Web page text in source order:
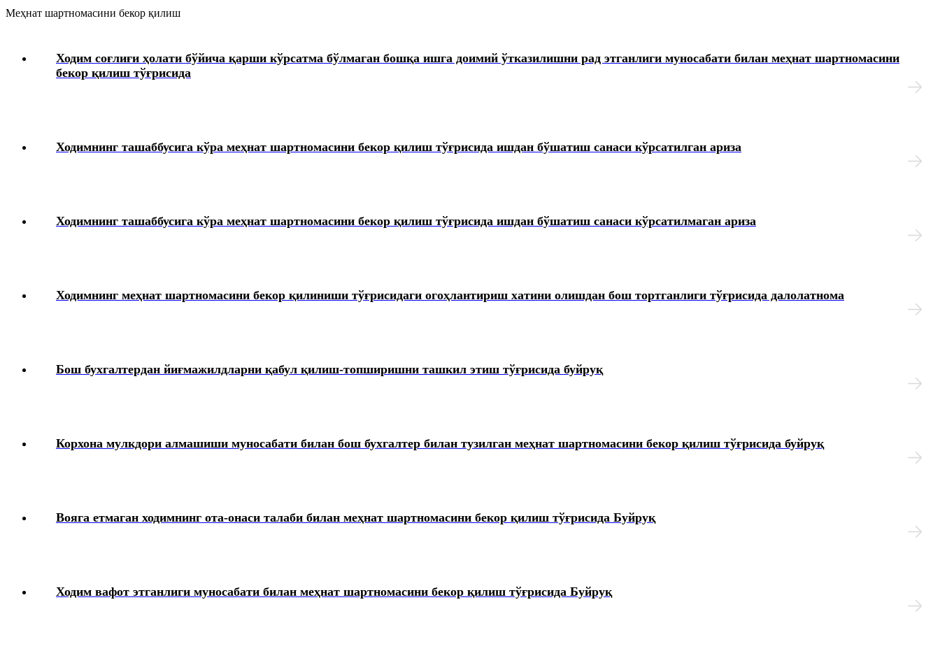
Ташкилотнинг локал ҳужжатлари
Меҳнат шартномасини бекор қилиш
Ходим соғлиғи ҳолати бўйича қарши кўрсатма бўлмаган бошқа ишга доимий ўтказилишни рад этганлиги муносабати билан меҳнат шартномасини
бекор қилиш тўғрисида
Ходимнинг ташаббусига кўра меҳнат шартномасини бекор қилиш тўғрисида ишдан бўшатиш санаси кўрсатилган ариза
Ходимнинг ташаббусига кўра меҳнат шартномасини бекор қилиш тўғрисида ишдан бўшатиш санаси кўрсатилмаган ариза
Ходимнинг меҳнат шартномасини бекор қилиниши тўғрисидаги огоҳлантириш хатини олишдан бош тортганлиги тўғрисида далолатнома
Бош бухгалтердан йиғмажилдларни қабул қилиш-топширишни ташкил этиш тўғрисида буйруқ
Корхона мулкдори алмашиши муносабати билан бош бухгалтер билан тузилган меҳнат шартномасини бекор қилиш тўғрисида буйруқ
Вояга етмаган ходимнинг ота-онаси талаби билан меҳнат шартномасини бекор қилиш тўғрисида Буйруқ
Ходим вафот этганлиги муносабати билан меҳнат шартномасини бекор қилиш тўғрисида Буйруқ